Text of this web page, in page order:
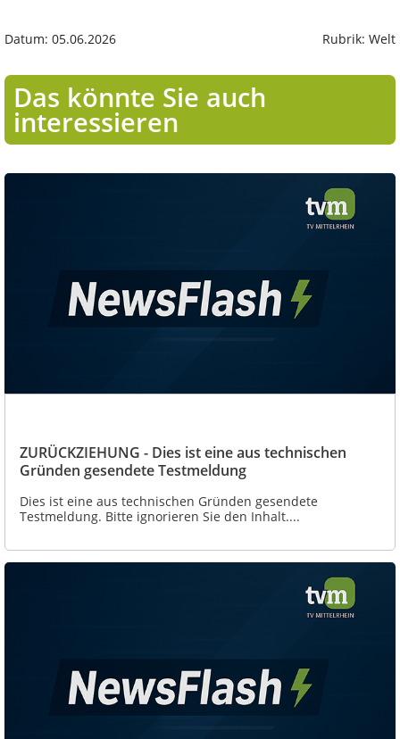
Datum: 05.06.2026 Rubrik: Welt
Das könnte Sie auch
interessieren
ZURÜCKZIEHUNG - Dies ist eine aus technischen
Gründen gesendete Testmeldung
Dies ist eine aus technischen Gründen gesendete
Testmeldung. Bitte ignorieren Sie den Inhalt....